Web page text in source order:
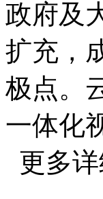
政府及
扩充，
极点。
一体化
更多